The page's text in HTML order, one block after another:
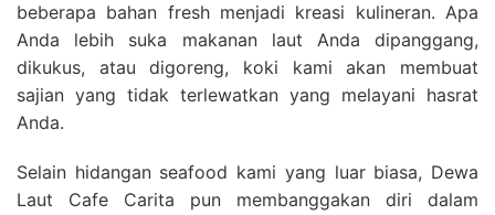
beberapa bahan fresh menjadi kreasi kulineran. Apa
Anda lebih suka makanan laut Anda dipanggang,
dikukus, atau digoreng, koki kami akan membuat
sajian yang tidak terlewatkan yang melayani hasrat
Anda.
Selain hidangan seafood kami yang luar biasa, Dewa
Laut Cafe Carita pun membanggakan diri dalam